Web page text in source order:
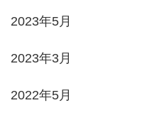
2023年5月
2023年3月
2022年5月